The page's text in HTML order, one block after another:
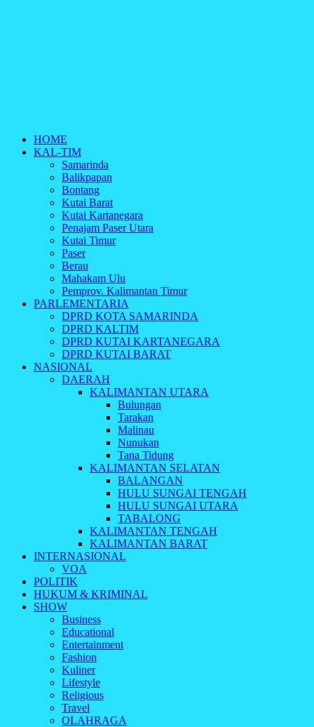
HOME
KAL-TIM
Samarinda
Balikpapan
Bontang
Kutai Barat
Kutai Kartanegara
Penajam Paser Utara
Kutai Timur
Paser
Berau
Mahakam Ulu
Pemprov. Kalimantan Timur
PARLEMENTARIA
DPRD KOTA SAMARINDA
DPRD KALTIM
DPRD KUTAI KARTANEGARA
DPRD KUTAI BARAT
NASIONAL
DAERAH
KALIMANTAN UTARA
Bulungan
Tarakan
Malinau
Nunukan
Tana Tidung
KALIMANTAN SELATAN
BALANGAN
HULU SUNGAI TENGAH
HULU SUNGAI UTARA
TABALONG
KALIMANTAN TENGAH
KALIMANTAN BARAT
INTERNASIONAL
VOA
POLITIK
HUKUM & KRIMINAL
SHOW
Business
Educational
Entertainment
Fashion
Kuliner
Lifestyle
Religious
Travel
OLAHRAGA